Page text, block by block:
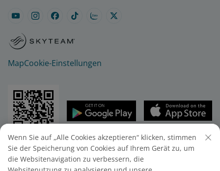
MapCookie-Einstellungen
© 2025 Vietnam Airlines JSC
Vietnam Airlines JSC - 200 Nguyen Son Str.,
Stadtteil Bo De, Stadt Hanoi, Vietnam
Wenn Sie auf „Alle Cookies akzeptieren“ klicken, stimmen
Sie der Speicherung von Cookies auf Ihrem Gerät zu, um
die Websitenavigation zu verbessern, die